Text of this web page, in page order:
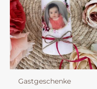
Gastgeschenke